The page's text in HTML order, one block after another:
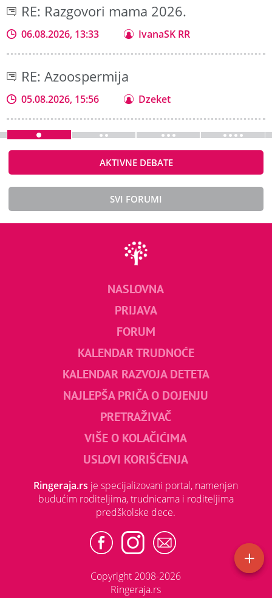
RE: Razgovori mama 2026.
06.08.2026, 13:33 IvanaSK RR
RE: Azoospermija
05.08.2026, 15:56 Dzeket
AKTIVNE DEBATE
SVI FORUMI
NASLOVNA
PRIJAVA
FORUM
KALENDAR TRUDNOĆE
KALENDAR RAZVOJA DETETA
NAJLEPŠA PRIČA O DOJENJU
PRETRAŽIVAČ
VIŠE O KOLAČIĆIMA
USLOVI KORIŠĆENJA
Ringeraja.rs je specijalizovani portal, namenjen
budućim roditeljima, trudnicama i roditeljima
predškolske dece.
Copyright 2008-2026
Ringeraja.rs